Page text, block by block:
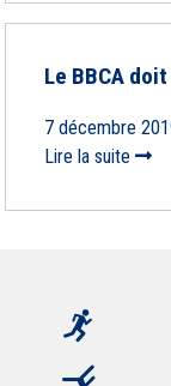
Le BBCA
7 décembre
Lire la suite